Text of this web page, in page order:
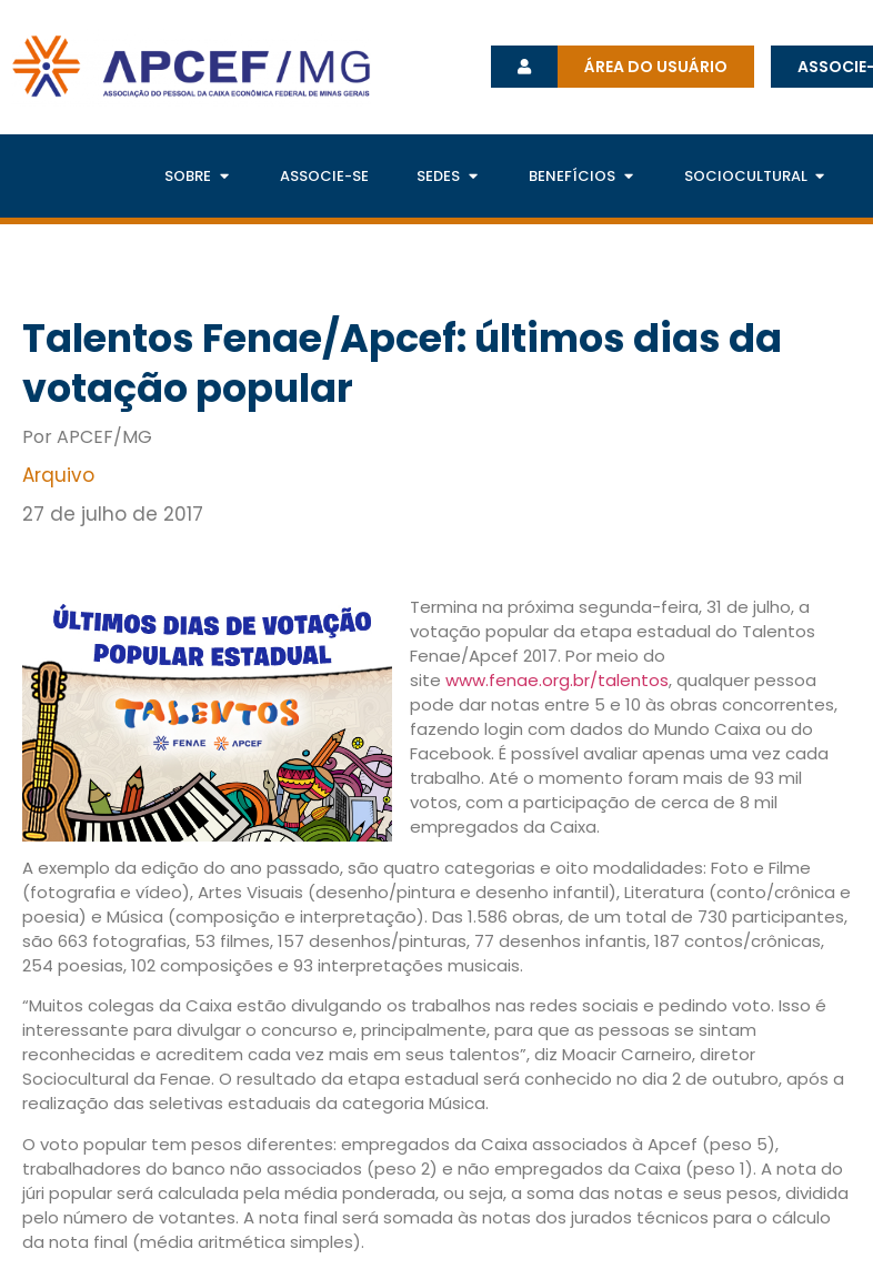
ÁREA DO USUÁRIO
SOBRE ASSOCIE-SE SEDES BENEFÍCIOS SOCIOCULTURAL
Talentos Fenae/Apcef: últimos dias da
votação popular
Por APCEF/MG
Arquivo
27 de julho de 2017
Termina na próxima segunda-feira, 31 de julho, a
votação popular da etapa estadual do Talentos
Fenae/Apcef 2017. Por meio do
site www.fenae.org.br/talentos, qualquer pessoa
pode dar notas entre 5 e 10 às obras concorrentes,
fazendo login com dados do Mundo Caixa ou do
Facebook. É possível avaliar apenas uma vez cada
trabalho. Até o momento foram mais de 93 mil
votos, com a participação de cerca de 8 mil
empregados da Caixa.
A exemplo da edição do ano passado, são quatro categorias e oito modalidades: Foto e Filme
(fotografia e vídeo), Artes Visuais (desenho/pintura e desenho infantil), Literatura (conto/crônica e
poesia) e Música (composição e interpretação). Das 1.586 obras, de um total de 730 participantes,
são 663 fotografias, 53 filmes, 157 desenhos/pinturas, 77 desenhos infantis, 187 contos/crônicas,
254 poesias, 102 composições e 93 interpretações musicais.
“Muitos colegas da Caixa estão divulgando os trabalhos nas redes sociais e pedindo voto. Isso é
interessante para divulgar o concurso e, principalmente, para que as pessoas se sintam
reconhecidas e acreditem cada vez mais em seus talentos”, diz Moacir Carneiro, diretor
Sociocultural da Fenae. O resultado da etapa estadual será conhecido no dia 2 de outubro, após a
realização das seletivas estaduais da categoria Música.
O voto popular tem pesos diferentes: empregados da Caixa associados à Apcef (peso 5),
trabalhadores do banco não associados (peso 2) e não empregados da Caixa (peso 1). A nota do
júri popular será calculada pela média ponderada, ou seja, a soma das notas e seus pesos, dividida
pelo número de votantes. A nota final será somada às notas dos jurados técnicos para o cálculo
da nota final (média aritmética simples).